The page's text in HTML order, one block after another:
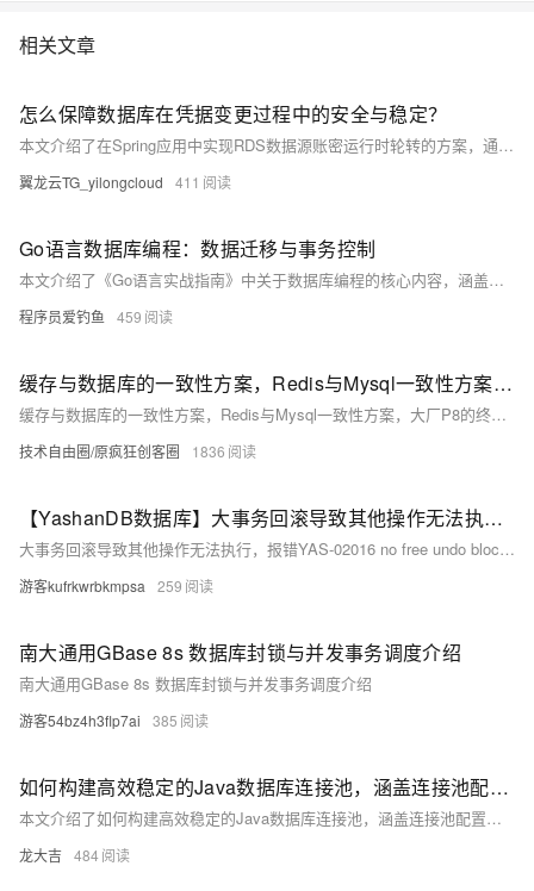
相关文章
怎么保障数据库在凭据变更过程中的安全与稳定？
本文介绍了在Spring应用中实现RDS数据源账密运行时轮转的方案，通过集成KMS与Nacos，实现数据库凭据的加密托管、动态更新与无缝切换，保障应用在凭据变更过程中的安全与稳定。适用于使用Java语言开发的Spring Boot或Spring Cloud应用，支持多种数据库类型，如MySQL、SQL Server、PostgreSQL等。
翼龙云TG_yilongcloud 411
Go语言数据库编程：数据迁移与事务控制
本文介绍了《Go语言实战指南》中关于数据库编程的核心内容，涵盖使用 GORM 进行数据迁移与事务控制。主要内容包括：AutoMigrate 方法自动创建或更新表结构；事务控制的自动与手动实现方式；事务隔离级别的设置；以及在 Gin 框架中统一管理事务的实践建议。适合开发阶段的数据库结构管理和事务性操作需求。
程序员爱钓鱼 459
缓存与数据库的一致性方案，Redis与Mysql一致性方案，大厂P8的终极方案（图解+秒懂+史上最全）
缓存与数据库的一致性方案，Redis与Mysql一致性方案，大厂P8的终极方案（图解+秒懂+史上最全）
技术自由圈/原疯狂创客圈 1836
【YashanDB数据库】大事务回滚导致其他操作无法执行，报错YAS-02016 no free undo blocks
大事务回滚导致其他操作无法执行，报错YAS-02016 no free undo blocks
游客kufrkwrbkmpsa 259
南大通用GBase 8s 数据库封锁与并发事务调度介绍
南大通用GBase 8s 数据库封锁与并发事务调度介绍
游客54bz4h3flp7ai 385
如何构建高效稳定的Java数据库连接池，涵盖连接池配置、并发控制和异常处理等方面
本文介绍了如何构建高效稳定的Java数据库连接池，涵盖连接池配置、并发控制和异常处理等方面。通过合理配置初始连接数、最大连接数和空闲连接超时时间，确保系统性能和稳定性。文章还探讨了同步阻塞、异步回调和信号量等并发控制策略，并提供了异常处理的最佳实践。最后，给出了一个简单的连接池示例代码，并推荐使用成熟的连接池框架（如HikariCP、C3P0）以简化开发。
龙大吉 484